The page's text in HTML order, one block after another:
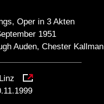
Oper in 3 Akten
1951
Auden, Chester Kallman